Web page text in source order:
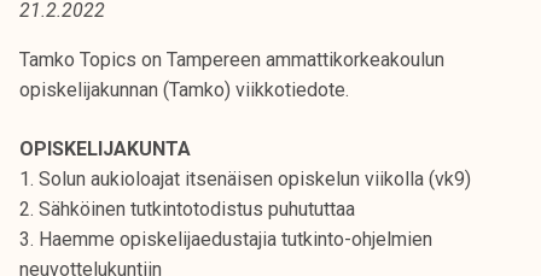
t
i
r
k
e
a
21.2.2022
Tamko Topics on Tampereen ammattikorkeakoulun
opiskelijakunnan (Tamko) viikkotiedote.
OPISKELIJAKUNTA
1. Solun aukioloajat itsenäisen opiskelun viikolla (vk9)
2. Sähköinen tutkintotodistus puhututtaa
3. Haemme opiskelijaedustajia tutkinto-ohjelmien
neuvottelukuntiin